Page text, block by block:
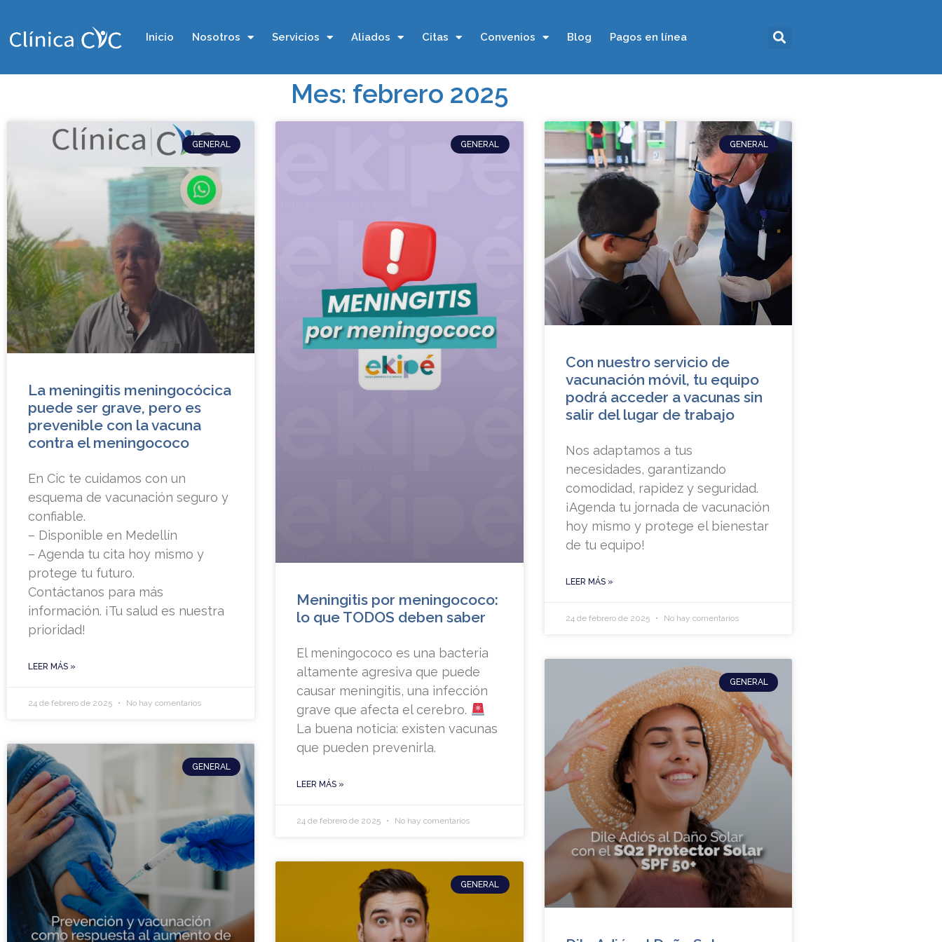
Inicio Nosotros Servicios Aliados Citas Convenios Blog Pagos en línea
Mes: febrero 2025
GENERAL
La meningitis meningocócica
puede ser grave, pero es
prevenible con la vacuna
contra el meningococo
En Cic te cuidamos con un
esquema de vacunación seguro y
confiable.
– Disponible en Medellín
– Agenda tu cita hoy mismo y
protege tu futuro.
Contáctanos para más
información. ¡Tu salud es nuestra
prioridad!
LEER MÁS »
24 de febrero de 2025 No hay comentarios
GENERAL
Meningitis por meningococo:
lo que TODOS deben saber
El meningococo es una bacteria
altamente agresiva que puede
causar meningitis, una infección
grave que afecta el cerebro.
La buena noticia: existen vacunas
que pueden prevenirla.
LEER MÁS »
24 de febrero de 2025 No hay comentarios
GENERAL
Con nuestro servicio de
vacunación móvil, tu equipo
podrá acceder a vacunas sin
salir del lugar de trabajo
Nos adaptamos a tus
necesidades, garantizando
comodidad, rapidez y seguridad.
¡Agenda tu jornada de vacunación
hoy mismo y protege el bienestar
de tu equipo!
LEER MÁS »
24 de febrero de 2025 No hay comentarios
GENERAL
GENERAL
GENERAL